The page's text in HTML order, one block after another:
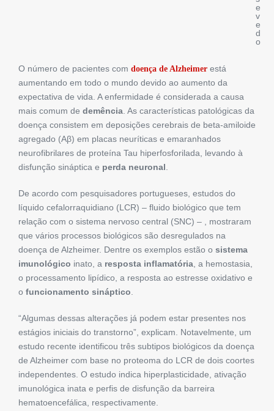
e
v
e
d
o
O número de pacientes com doença de Alzheimer está
aumentando em todo o mundo devido ao aumento da
expectativa de vida. A enfermidade é considerada a causa
mais comum de demência. As características patológicas da
doença consistem em deposições cerebrais de beta-amiloide
agregado (Aβ) em placas neuríticas e emaranhados
neurofibrilares de proteína Tau hiperfosforilada, levando à
disfunção sináptica e perda neuronal.
De acordo com pesquisadores portugueses, estudos do
líquido cefalorraquidiano (LCR) – fluido biológico que tem
relação com o sistema nervoso central (SNC) – , mostraram
que vários processos biológicos são desregulados na
doença de Alzheimer. Dentre os exemplos estão o sistema
imunológico inato, a resposta inflamatória, a hemostasia,
o processamento lipídico, a resposta ao estresse oxidativo e
o funcionamento sináptico.
“Algumas dessas alterações já podem estar presentes nos
estágios iniciais do transtorno”, explicam. Notavelmente, um
estudo recente identificou três subtipos biológicos da doença
de Alzheimer com base no proteoma do LCR de dois coortes
independentes. O estudo indica hiperplasticidade, ativação
imunológica inata e perfis de disfunção da barreira
hematoencefálica, respectivamente.